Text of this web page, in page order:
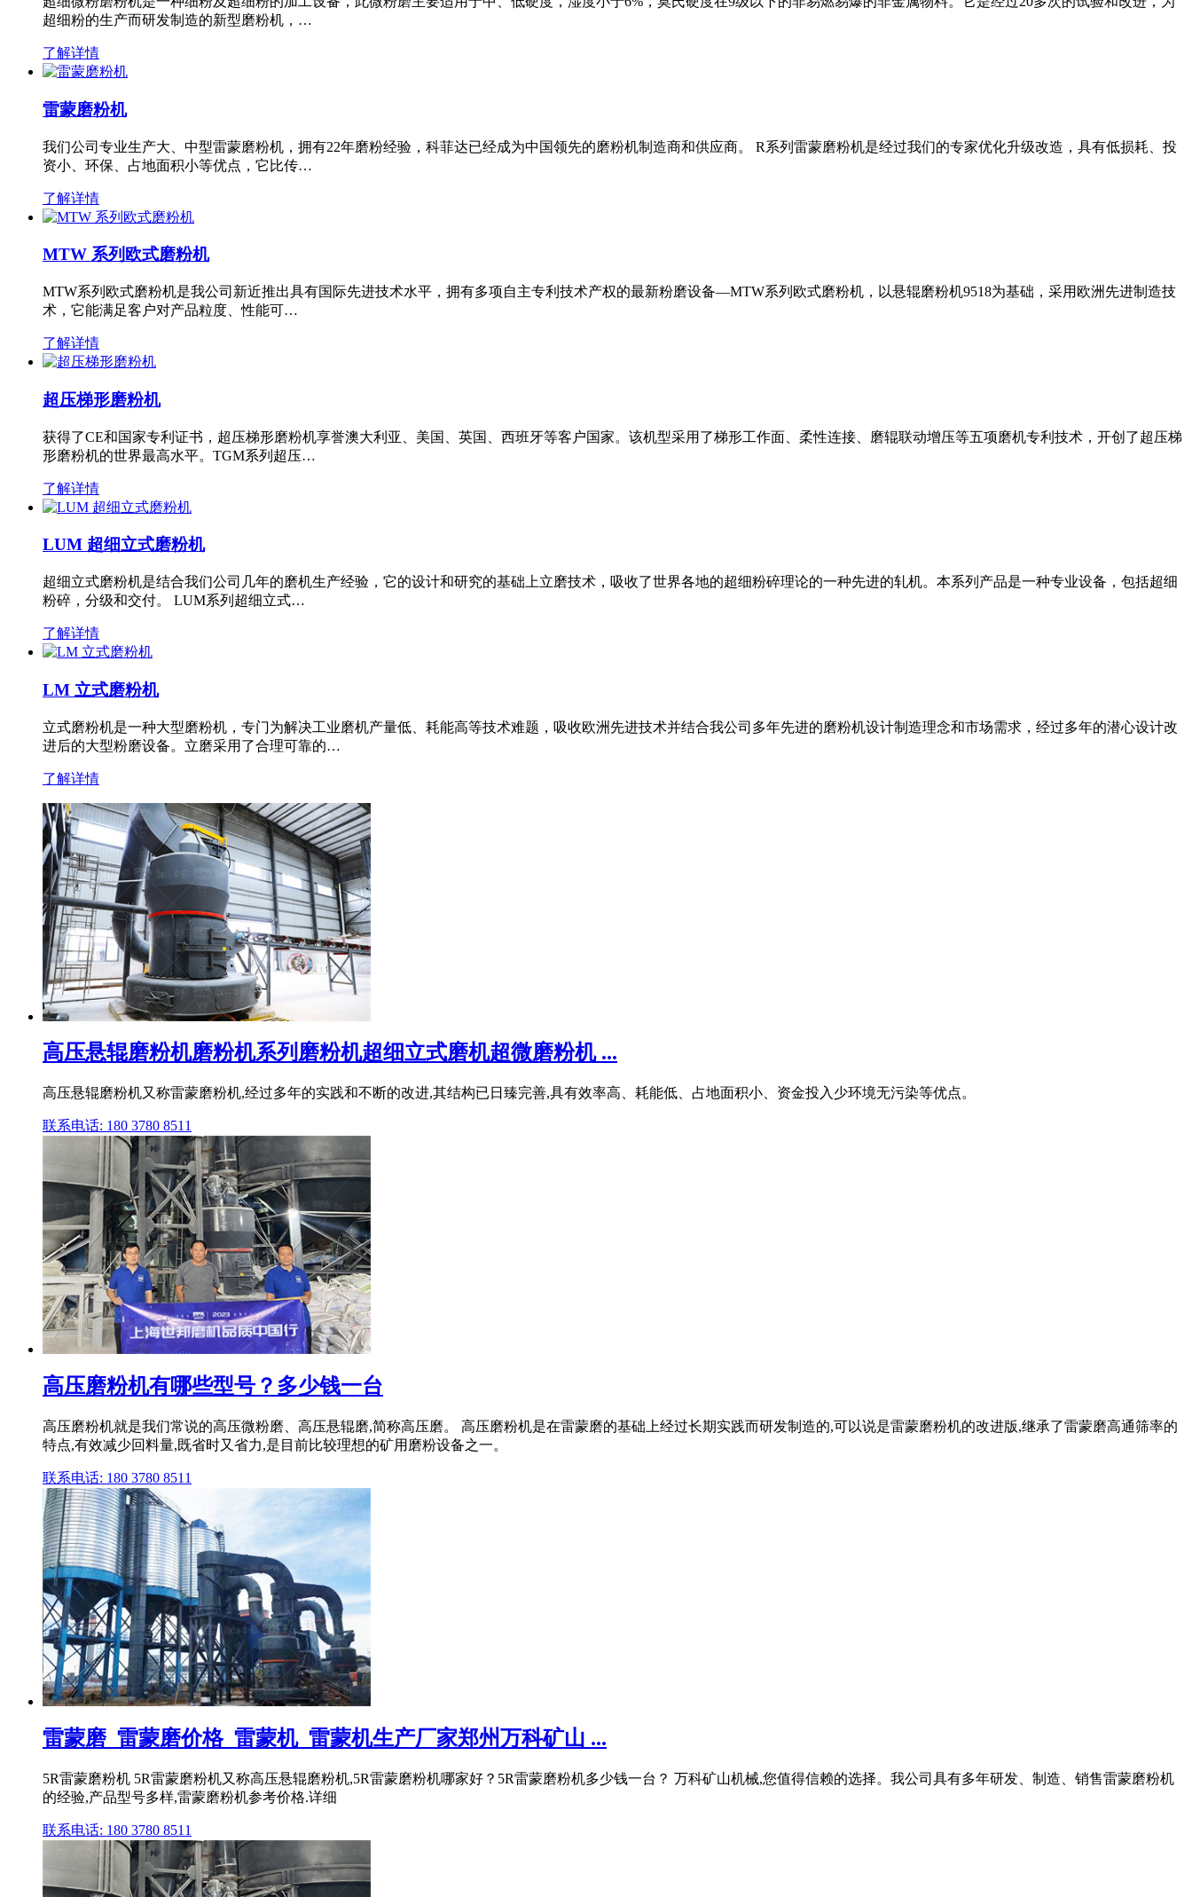
超细粉的生产而研发制造的新型磨粉机，…
了解详情
雷蒙磨粉机
我们公司专业生产大、中型雷蒙磨粉机，拥有22年磨粉经验，科菲达已经成为中国领先的磨粉机制造商和供应商。 R系列雷蒙磨粉机是经过我们的专家优化升级改造，具有低损耗、投
资小、环保、占地面积小等优点，它比传…
了解详情
MTW 系列欧式磨粉机
MTW系列欧式磨粉机是我公司新近推出具有国际先进技术水平，拥有多项自主专利技术产权的最新粉磨设备—MTW系列欧式磨粉机，以悬辊磨粉机9518为基础，采用欧洲先进制造技
术，它能满足客户对产品粒度、性能可…
了解详情
超压梯形磨粉机
获得了CE和国家专利证书，超压梯形磨粉机享誉澳大利亚、美国、英国、西班牙等客户国家。该机型采用了梯形工作面、柔性连接、磨辊联动增压等五项磨机专利技术，开创了超压梯
形磨粉机的世界最高水平。TGM系列超压…
了解详情
LUM 超细立式磨粉机
超细立式磨粉机是结合我们公司几年的磨机生产经验，它的设计和研究的基础上立磨技术，吸收了世界各地的超细粉碎理论的一种先进的轧机。本系列产品是一种专业设备，包括超细
粉碎，分级和交付。 LUM系列超细立式…
了解详情
LM 立式磨粉机
立式磨粉机是一种大型磨粉机，专门为解决工业磨机产量低、耗能高等技术难题，吸收欧洲先进技术并结合我公司多年先进的磨粉机设计制造理念和市场需求，经过多年的潜心设计改
进后的大型粉磨设备。立磨采用了合理可靠的…
了解详情
高压悬辊磨粉机磨粉机系列磨粉机超细立式磨机超微磨粉机 ...
高压悬辊磨粉机又称雷蒙磨粉机,经过多年的实践和不断的改进,其结构已日臻完善,具有效率高、耗能低、占地面积小、资金投入少环境无污染等优点。
联系电话: 180 3780 8511
高压磨粉机有哪些型号？多少钱一台
高压磨粉机就是我们常说的高压微粉磨、高压悬辊磨,简称高压磨。 高压磨粉机是在雷蒙磨的基础上经过长期实践而研发制造的,可以说是雷蒙磨粉机的改进版,继承了雷蒙磨高通筛率的
特点,有效减少回料量,既省时又省力,是目前比较理想的矿用磨粉设备之一。
联系电话: 180 3780 8511
雷蒙磨_雷蒙磨价格_雷蒙机_雷蒙机生产厂家郑州万科矿山 ...
5R雷蒙磨粉机 5R雷蒙磨粉机又称高压悬辊磨粉机,5R雷蒙磨粉机哪家好？5R雷蒙磨粉机多少钱一台？ 万科矿山机械,您值得信赖的选择。我公司具有多年研发、制造、销售雷蒙磨粉机
的经验,产品型号多样,雷蒙磨粉机参考价格.详细
联系电话: 180 3780 8511